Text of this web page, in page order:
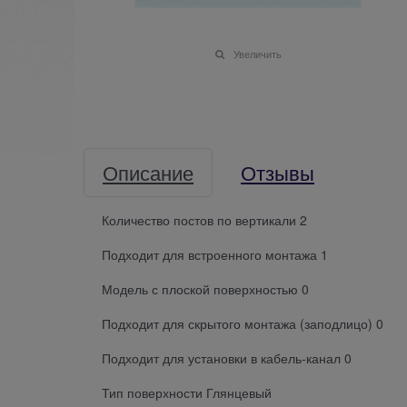
Увеличить
Описание Отзывы
Количество постов по вертикали 2
Подходит для встроенного монтажа 1
Модель с плоской поверхностью 0
Подходит для скрытого монтажа (заподлицо) 0
Подходит для установки в кабель-канал 0
Тип поверхности Глянцевый